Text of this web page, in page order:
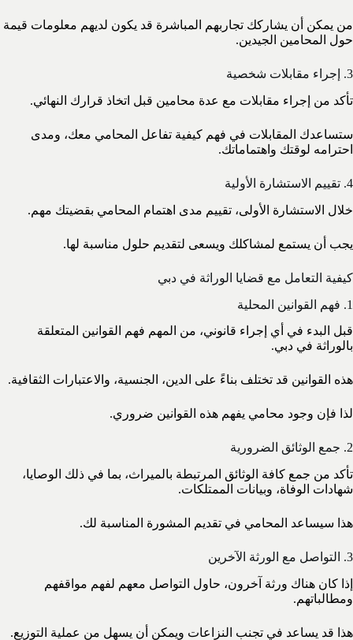
من يمكن أن يشاركك تجاربهم المباشرة قد يكون لديهم معلومات قيمة
حول المحامين الجيدين.
3. إجراء مقابلات شخصية
تأكد من إجراء مقابلات مع عدة محامين قبل اتخاذ قرارك النهائي.
ستساعدك المقابلات في فهم كيفية تفاعل المحامي معك، ومدى
احترامه لوقتك واهتماماتك.
4. تقييم الاستشارة الأولية
خلال الاستشارة الأولى، تقييم مدى اهتمام المحامي بقضيتك مهم.
يجب أن يستمع لمشاكلك ويسعى لتقديم حلول مناسبة لها.
كيفية التعامل مع قضايا الوراثة في دبي
1. فهم القوانين المحلية
قبل البدء في أي إجراء قانوني، من المهم فهم القوانين المتعلقة
بالوراثة في دبي.
هذه القوانين قد تختلف بناءً على الدين، الجنسية، والاعتبارات الثقافية.
لذا فإن وجود محامي يفهم هذه القوانين ضروري.
2. جمع الوثائق الضرورية
تأكد من جمع كافة الوثائق المرتبطة بالميراث، بما في ذلك الوصايا،
شهادات الوفاة، وبيانات الممتلكات.
هذا سيساعد المحامي في تقديم المشورة المناسبة لك.
3. التواصل مع الورثة الآخرين
إذا كان هناك ورثة آخرون، حاول التواصل معهم لفهم مواقفهم
ومطالباتهم.
هذا قد يساعد في تجنب النزاعات ويمكن أن يسهل من عملية التوزيع.